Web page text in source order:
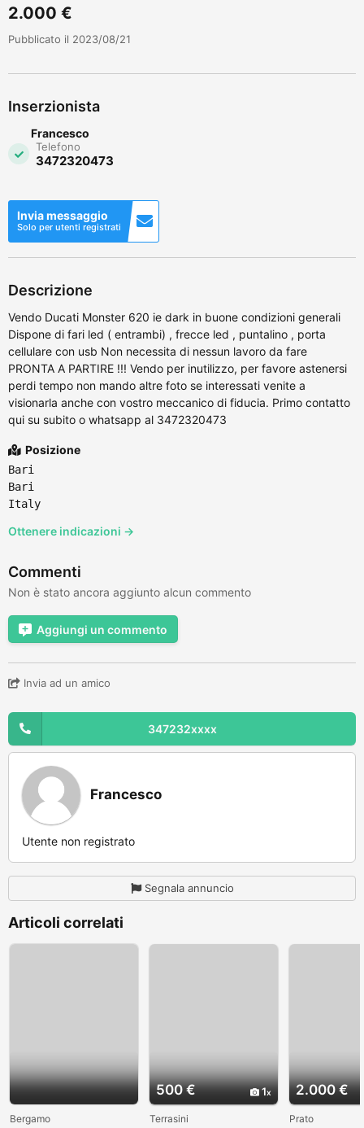
2.000 €
Pubblicato il 2023/08/21
Inserzionista
Francesco
Telefono
3472320473
Invia messaggio
Solo per utenti registrati
Descrizione
Vendo Ducati Monster 620 ie dark in buone condizioni generali
Dispone di fari led ( entrambi) , frecce led , puntalino , porta
cellulare con usb Non necessita di nessun lavoro da fare
PRONTA A PARTIRE !!! Vendo per inutilizzo, per favore astenersi
perdi tempo non mando altre foto se interessati venite a
visionarla anche con vostro meccanico di fiducia. Primo contatto
qui su subito o whatsapp al 3472320473
Posizione
Bari
Bari
Italy
Ottenere indicazioni →
Commenti
Non è stato ancora aggiunto alcun commento
Aggiungi un commento
Invia ad un amico
347232xxxx
Francesco
Utente non registrato
Segnala annuncio
Articoli correlati
Bergamo
500 € 1
Terrasini
2.000 €
Prato